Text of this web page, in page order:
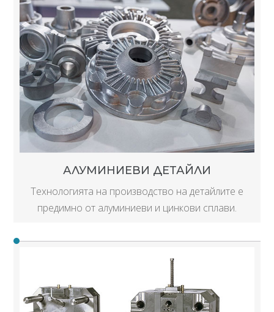
АЛУМИНИЕВИ ДЕТАЙЛИ
Технологията на производство на детайлите е
предимно от алуминиеви и цинкови сплави.